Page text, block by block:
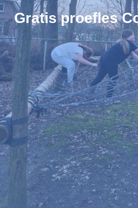
Gratis proefles